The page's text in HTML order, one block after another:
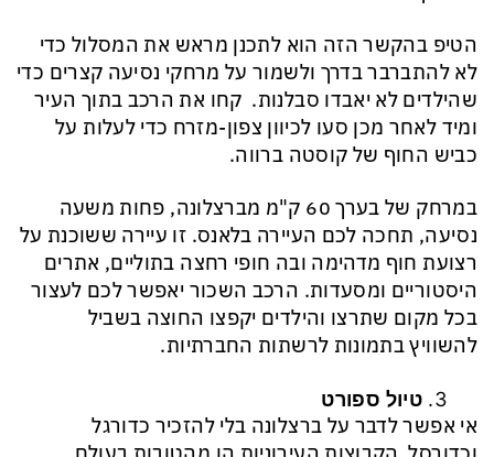
הטיפ בהקשר הזה הוא לתכנן מראש את המסלול כדי
לא להתברבר בדרך ולשמור על מרחקי נסיעה קצרים כדי
שהילדים לא יאבדו סבלנות. קחו את הרכב בתוך העיר
ומיד לאחר מכן סעו לכיוון צפון-מזרח כדי לעלות על
כביש החוף של קוסטה ברווה.
במרחק של בערך 60 ק"מ מברצלונה, פחות משעה
נסיעה, תחכה לכם העיירה בלאנס. זו עיירה ששוכנת על
רצועת חוף מדהימה ובה חופי רחצה בתוליים, אתרים
היסטוריים ומסעדות. הרכב השכור יאפשר לכם לעצור
בכל מקום שתרצו והילדים יקפצו החוצה בשביל
להשוויץ בתמונות לרשתות החברתיות.
טיול ספורט
אי אפשר לדבר על ברצלונה בלי להזכיר כדורגל